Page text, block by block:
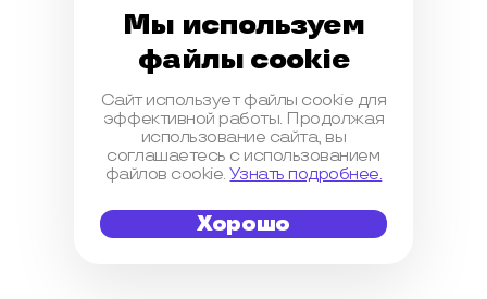
Мы используем
файлы cookie
Сайт использует файлы cookie для
эффективной работы. Продолжая
использование сайта, вы
соглашаетесь с использованием
файлов cookie.Узнать подробнее.
Хорошо